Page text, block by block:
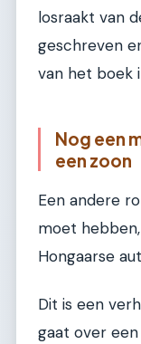
losraakt van
geschreven
van het boek
Nog een
een zoon
Een andere
moet hebben,
Hongaarse
Dit is een
gaat over